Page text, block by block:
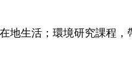
生活；環境研究課程，